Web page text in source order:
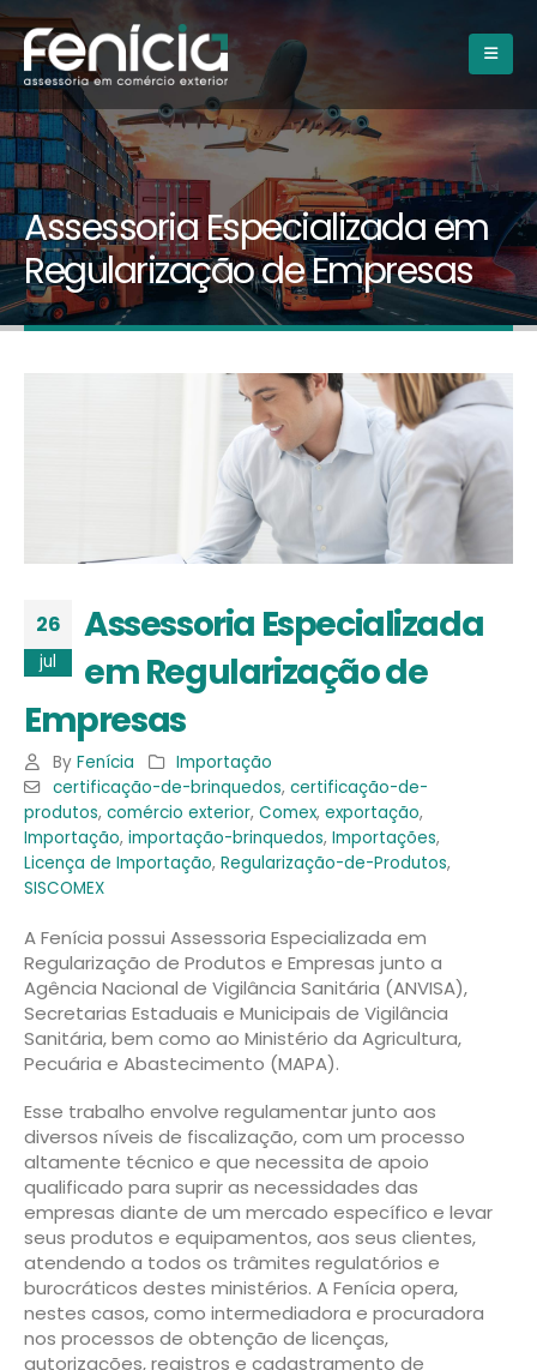
Assessoria Especializada em
Regularização de Empresas
26
jul
Assessoria Especializada
em Regularização de
Empresas
By Fenícia
Importação
certificação-de-brinquedos, certificação-de-
produtos, comércio exterior, Comex, exportação,
Importação, importação-brinquedos, Importações,
Licença de Importação, Regularização-de-Produtos,
SISCOMEX
A Fenícia possui Assessoria Especializada em
Regularização de Produtos e Empresas junto a
Agência Nacional de Vigilância Sanitária (ANVISA),
Secretarias Estaduais e Municipais de Vigilância
Sanitária, bem como ao Ministério da Agricultura,
Pecuária e Abastecimento (MAPA).
Esse trabalho envolve regulamentar junto aos
diversos níveis de fiscalização, com um processo
altamente técnico e que necessita de apoio
qualificado para suprir as necessidades das
empresas diante de um mercado específico e levar
seus produtos e equipamentos, aos seus clientes,
atendendo a todos os trâmites regulatórios e
burocráticos destes ministérios. A Fenícia opera,
nestes casos, como intermediadora e procuradora
nos processos de obtenção de licenças,
autorizações, registros e cadastramento de